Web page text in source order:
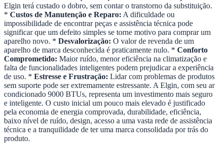
Elgin terá custado o dobro, sem contar o transtorno da substituição.
* Custos de Manutenção e Reparo: A dificuldade ou
impossibilidade de encontrar peças e assistência técnica pode
significar que um defeito simples se torne motivo para comprar um
aparelho novo. * Desvalorização: O valor de revenda de um
aparelho de marca desconhecida é praticamente nulo. * Conforto
Comprometido: Maior ruído, menor eficiência na climatização e
falta de funcionalidades inteligentes podem prejudicar a experiência
de uso. * Estresse e Frustração: Lidar com problemas de produtos
sem suporte pode ser extremamente estressante. A Elgin, com seu ar
condicionado 9000 BTUs, representa um investimento mais seguro
e inteligente. O custo inicial um pouco mais elevado é justificado
pela economia de energia comprovada, durabilidade, eficiência,
baixo nível de ruído, design, acesso a uma vasta rede de assistência
técnica e a tranquilidade de ter uma marca consolidada por trás do
produto.